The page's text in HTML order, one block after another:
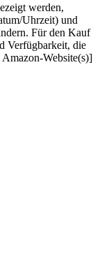
werden,
Uhrzeit) und
Für den Kauf
Verfügbarkeit, die
Website(s)]